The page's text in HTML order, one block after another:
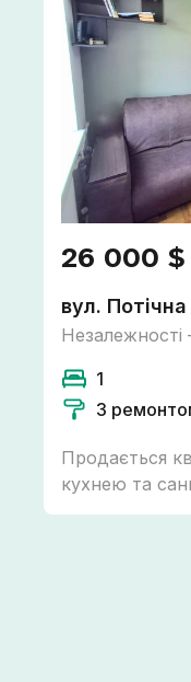
26 000 $
вул. Потічна
1
З
Продається
кухнею та санвузлом.
утеплений, є